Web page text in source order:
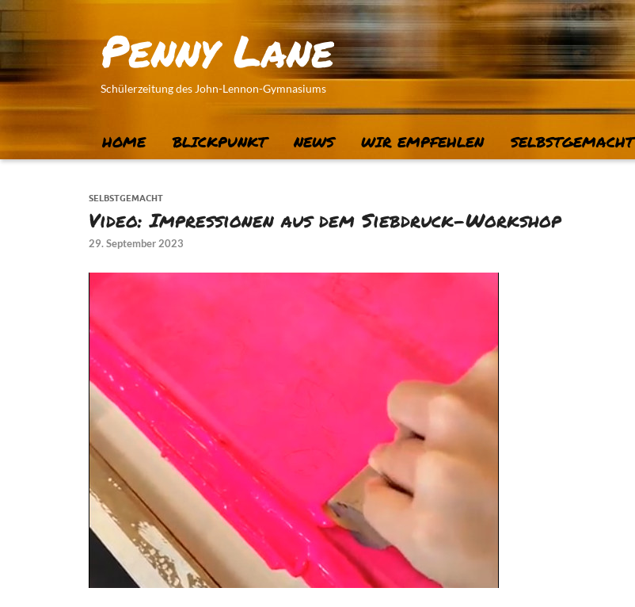
Penny Lane
Schülerzeitung des John-Lennon-Gymnasiums
HOME BLICKPUNKT NEWS WIR EMPFEHLEN SELBSTGEMACHT
SELBSTGEMACHT
Video: Impressionen aus dem Siebdruck-Workshop
29. September 2023